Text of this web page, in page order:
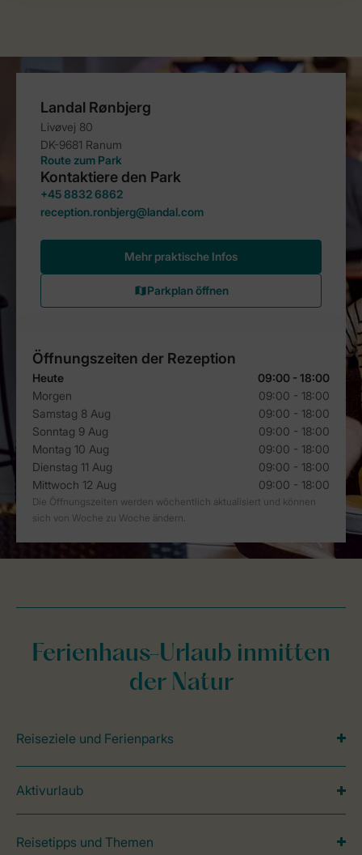
Ferienhaus-Urlaub inmitten
der Natur
Reiseziele und Ferienparks
Aktivurlaub
Reisetipps und Themen